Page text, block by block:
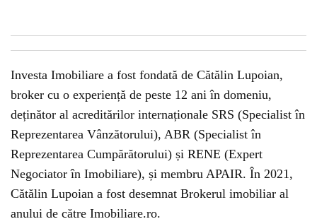
Investa Imobiliare a fost fondată de Cătălin Lupoian,
broker cu o experiență de peste 12 ani în domeniu,
deținător al acreditărilor internaționale SRS (Specialist în
Reprezentarea Vânzătorului), ABR (Specialist în
Reprezentarea Cumpărătorului) și RENE (Expert
Negociator în Imobiliare), și membru APAIR. În 2021,
Cătălin Lupoian a fost desemnat Brokerul imobiliar al
anului de către Imobiliare.ro.